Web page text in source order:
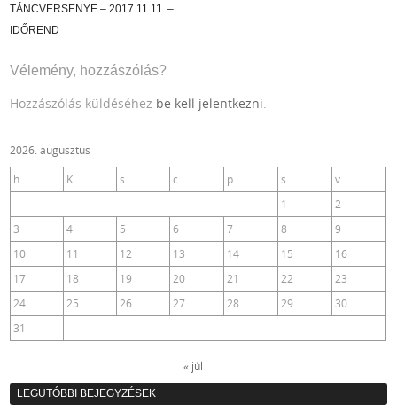
Post navigation
TÁNCVERSENYE – 2017.11.11. –
IDŐREND
Vélemény, hozzászólás?
Hozzászólás küldéséhez be kell jelentkezni.
2026. augusztus
h K s c p s
v
1
2
3
4 5 6 7 8
9
10
11 12 13 14 15
16
17
18 19 20 21 22
23
24
25 26 27 28 29
30
31
« júl
LEGUTÓBBI BEJEGYZÉSEK